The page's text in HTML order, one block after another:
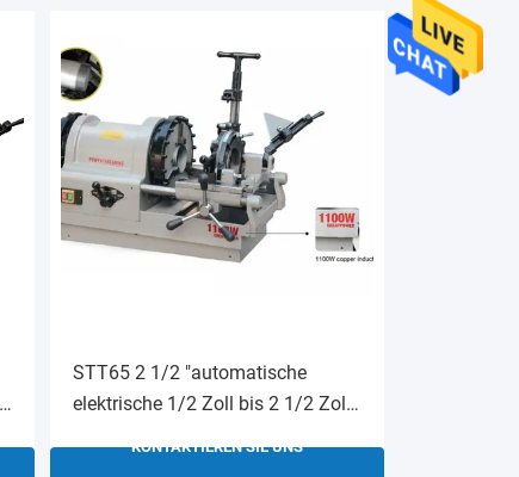
STT65 2 1/2 "automatische
elektrische 1/2 Zoll bis 2 1/2 Zoll
KONTAKTIEREN SIE UNS